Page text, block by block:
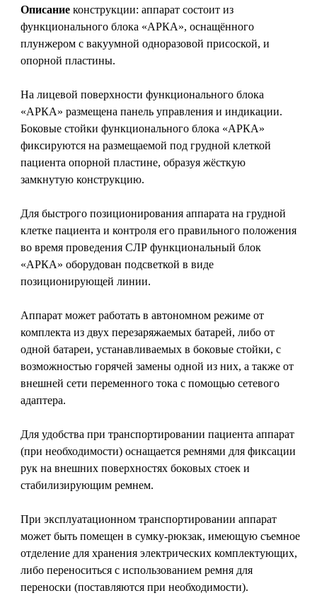
Описание конструкции: аппарат состоит из
функционального блока «АРКА», оснащённого
плунжером с вакуумной одноразовой присоской, и
опорной пластины.
На лицевой поверхности функционального блока
«АРКА» размещена панель управления и индикации.
Боковые стойки функционального блока «АРКА»
фиксируются на размещаемой под грудной клеткой
пациента опорной пластине, образуя жёсткую
замкнутую конструкцию.
Для быстрого позиционирования аппарата на грудной
клетке пациента и контроля его правильного положения
во время проведения СЛР функциональный блок
«АРКА» оборудован подсветкой в виде
позиционирующей линии.
Аппарат может работать в автономном режиме от
комплекта из двух перезаряжаемых батарей, либо от
одной батареи, устанавливаемых в боковые стойки, с
возможностью горячей замены одной из них, а также от
внешней сети переменного тока с помощью сетевого
адаптера.
Для удобства при транспортировании пациента аппарат
(при необходимости) оснащается ремнями для фиксации
рук на внешних поверхностях боковых стоек и
стабилизирующим ремнем.
При эксплуатационном транспортировании аппарат
может быть помещен в сумку-рюкзак, имеющую съемное
отделение для хранения электрических комплектующих,
либо переноситься с использованием ремня для
переноски (поставляются при необходимости).